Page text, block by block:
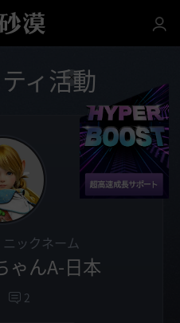
ィ活動
ックネーム
ゃんA-日本
2